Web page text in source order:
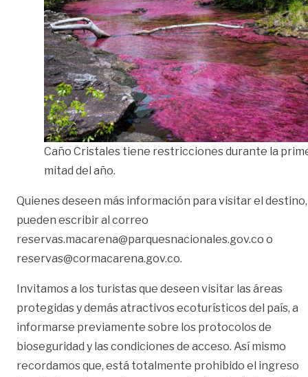
Caño Cristales tiene restricciones durante la
mitad del año.
Quienes deseen más información para visitar el destino,
pueden escribir al correo
reservas.macarena@parquesnacionales.gov.co o
reservas@cormacarena.gov.co.
Invitamos a los turistas que deseen visitar las áreas
protegidas y demás atractivos ecoturísticos del país, a
informarse previamente sobre los protocolos de
bioseguridad y las condiciones de acceso. Así mismo
recordamos que, está totalmente prohibido el ingreso